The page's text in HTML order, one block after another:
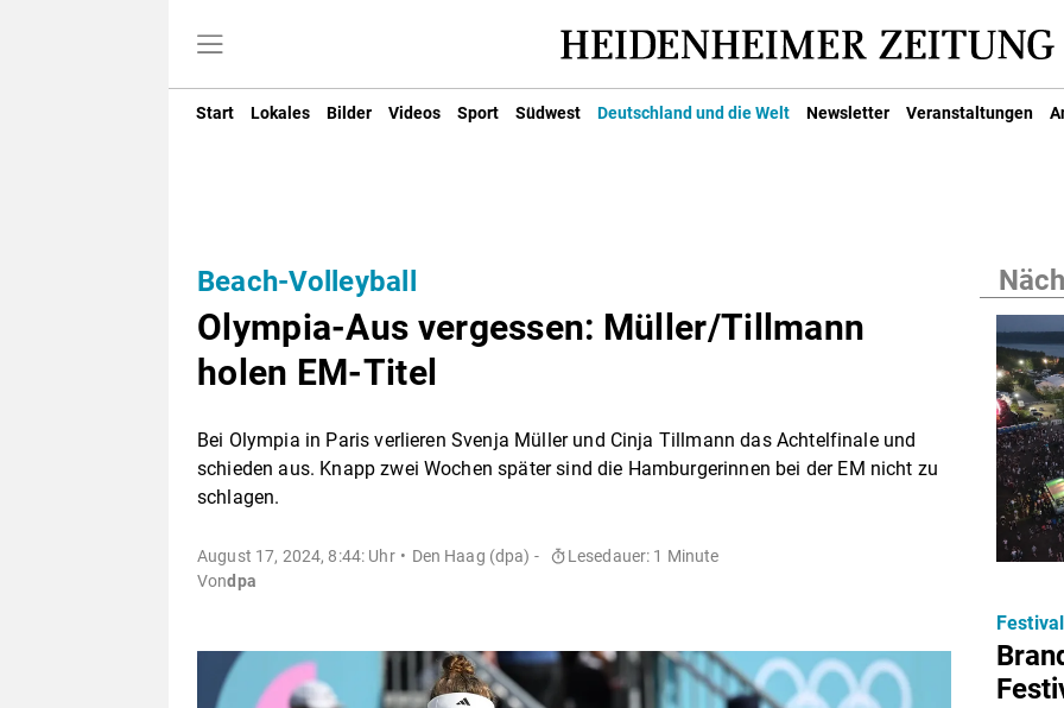
Start Lokales Bilder Videos Sport Südwest Deutschland und die Welt Newsletter Veranstaltungen
Beach-Volleyball
Olympia-Aus vergessen: Müller/Tillmann
holen EM-Titel
Bei Olympia in Paris verlieren Svenja Müller und Cinja Tillmann das Achtelfinale und
schieden aus. Knapp zwei Wochen später sind die Hamburgerinnen bei der EM nicht zu
schlagen.
August 17, 2024, 8:44: Uhr Den Haag (dpa) -
Lesedauer: 1 Minute
Vondpa
Festival